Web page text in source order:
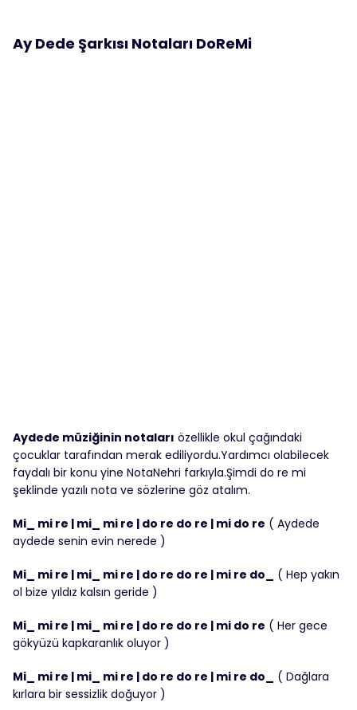
Ay Dede Şarkısı Notaları DoReMi
Aydede müziğinin notaları özellikle okul çağındaki
çocuklar tarafından merak ediliyordu.Yardımcı olabilecek
faydalı bir konu yine NotaNehri farkıyla.Şimdi do re mi
şeklinde yazılı nota ve sözlerine göz atalım.
Mi_ mi re | mi_ mi re | do re do re | mi do re ( Aydede
aydede senin evin nerede )
Mi_ mi re | mi_ mi re | do re do re | mi re do_
( Hep yakın
ol bize yıldız kalsın geride )
Mi_ mi re | mi_ mi re | do re do re | mi do re ( Her gece
gökyüzü kapkaranlık oluyor )
Mi_ mi re | mi_ mi re | do re do re | mi re do_
( Dağlara
kırlara bir sessizlik doğuyor )